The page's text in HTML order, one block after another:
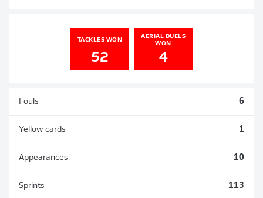
TACKLES WON
52
AERIAL DUELS
WON
4
Fouls 6
Yellow cards 1
Appearances 10
Sprints 113